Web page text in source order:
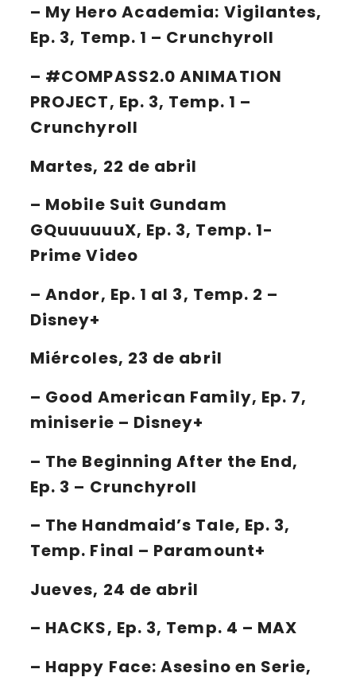
– My Hero Academia: Vigilantes,
Ep. 3, Temp. 1 – Crunchyroll
– #COMPASS2.0 ANIMATION
PROJECT, Ep. 3, Temp. 1 –
Crunchyroll
Martes, 22 de abril
– Mobile Suit Gundam
GQuuuuuuX, Ep. 3, Temp. 1-
Prime Video
–Andor, Ep. 1 al 3, Temp. 2 –
Disney+
Miércoles, 23 de abril
– Good American Family, Ep. 7,
miniserie – Disney+
– The Beginning After the End,
Ep. 3 – Crunchyroll
– The Handmaid’s Tale, Ep. 3,
Temp. Final – Paramount+
Jueves, 24 de abril
– HACKS, Ep. 3, Temp. 4 – MAX
– Happy Face: Asesino en Serie,